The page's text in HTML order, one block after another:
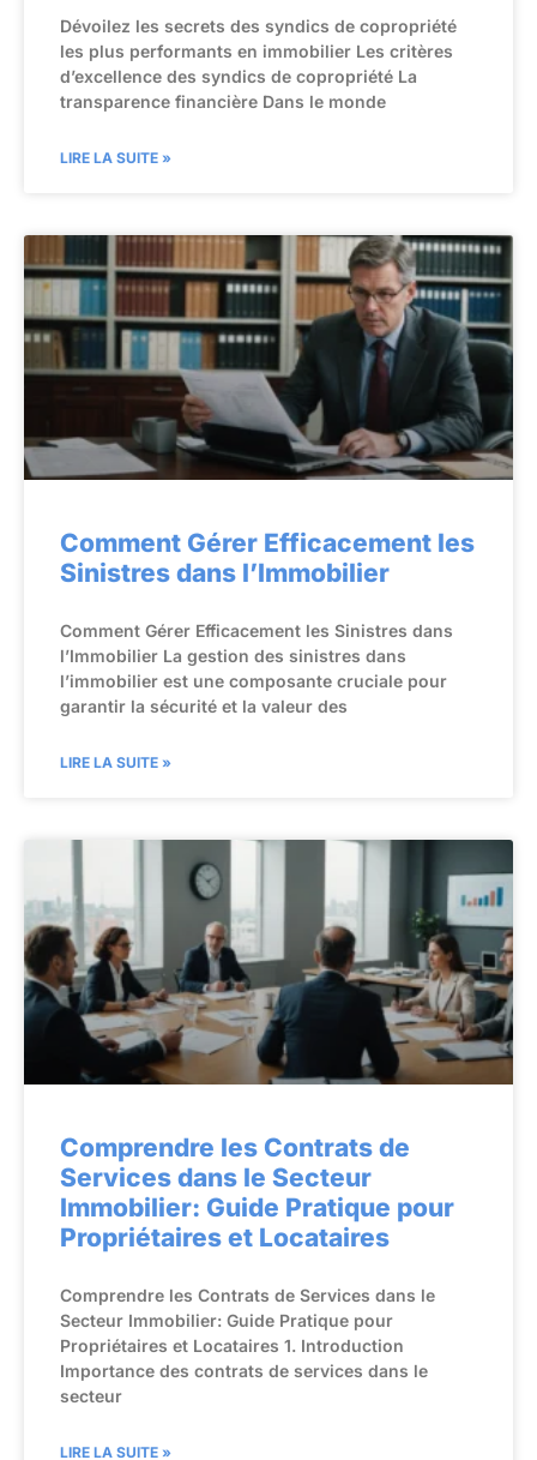
Dévoilez les secrets des syndics de copropriété
les plus performants en immobilier Les critères
d’excellence des syndics de copropriété La
transparence financière Dans le monde
LIRE LA SUITE »
Comment Gérer Efficacement les
Sinistres dans l’Immobilier
Comment Gérer Efficacement les Sinistres dans
l’Immobilier La gestion des sinistres dans
l’immobilier est une composante cruciale pour
garantir la sécurité et la valeur des
LIRE LA SUITE »
Comprendre les Contrats de
Services dans le Secteur
Immobilier: Guide Pratique pour
Propriétaires et Locataires
Comprendre les Contrats de Services dans le
Secteur Immobilier: Guide Pratique pour
Propriétaires et Locataires 1. Introduction
Importance des contrats de services dans le
secteur
LIRE LA SUITE »